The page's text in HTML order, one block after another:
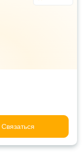
Связаться